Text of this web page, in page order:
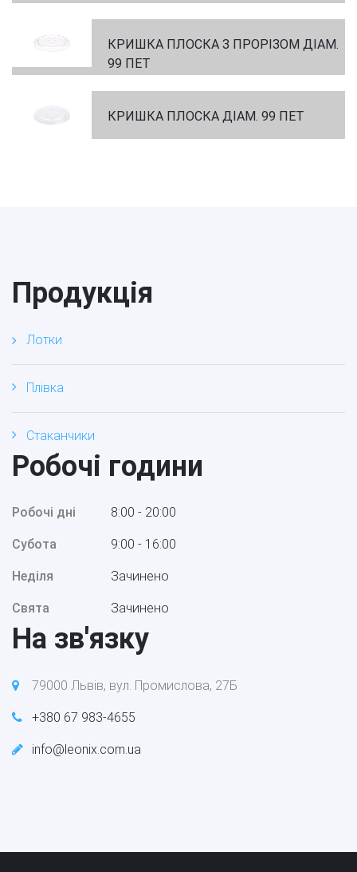
КРИШКА ПЛОСКА З ПРОРІЗОМ ДІАМ.
99 ПЕТ
КРИШКА ПЛОСКА ДІАМ. 99 ПЕТ
Продукція
Лотки
Плівка
Стаканчики
Робочі години
Робочі дні 8:00 - 20:00
Субота 9:00 - 16:00
Неділя Зачинено
Свята Зачинено
На зв'язку
79000 Львів, вул. Промислова, 27Б
+380 67 983-4655
info@leonix.com.ua